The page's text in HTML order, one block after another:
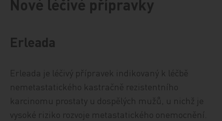
Nové léčivé přípravky
Erleada
Erleada je léčivý přípravek indikovaný k léčbě
nemetastatického kastračně rezistentního
karcinomu prostaty u dospělých mužů, u nichž je
vysoké riziko rozvoje metastatického onemocnění.